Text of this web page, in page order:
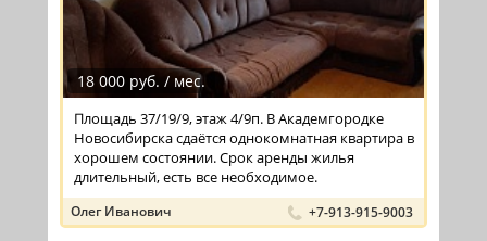
18 000 руб. / мес.
Площадь 37/19/9, этаж 4/9п. В Академгородке
Новосибирска сдаётся однокомнатная квартира в
хорошем состоянии. Срок аренды жилья
длительный, есть все необходимое.
Олег Иванович +7-913-915-9003